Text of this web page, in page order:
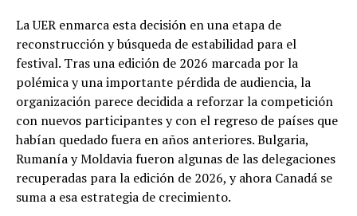
La UER enmarca esta decisión en una etapa de
reconstrucción y búsqueda de estabilidad para el
festival. Tras una edición de 2026 marcada por la
polémica y una importante pérdida de audiencia, la
organización parece decidida a reforzar la competición
con nuevos participantes y con el regreso de países que
habían quedado fuera en años anteriores. Bulgaria,
Rumanía y Moldavia fueron algunas de las delegaciones
recuperadas para la edición de 2026, y ahora Canadá se
suma a esa estrategia de crecimiento.